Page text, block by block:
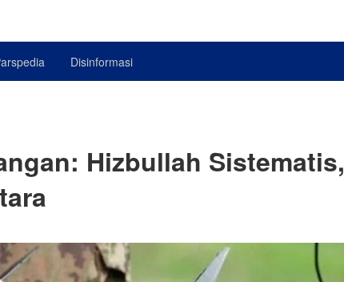
Disinformasi
Hizbullah Sistematis,